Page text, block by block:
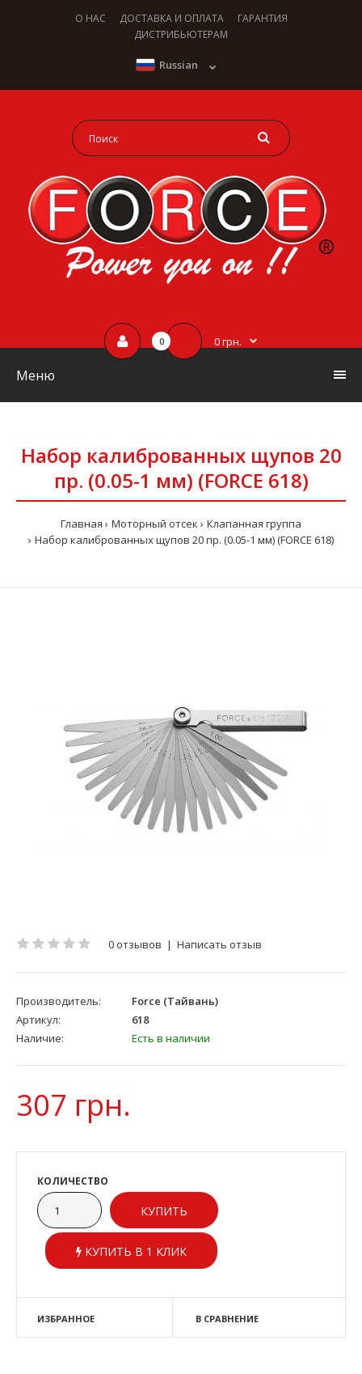
О НАС ДОСТАВКА И ОПЛАТА
ГАРАНТИЯ
ДИСТРИБЬЮТЕРАМ
Russian
0 0 грн.
Меню
Набор калиброванных щупов 20
пр. (0.05-1 мм) (FORCE 618)
Главная Моторный отсек
Клапанная группа
Набор калиброванных щупов 20 пр. (0.05-1 мм) (FORCE 618)
0 отзывов | Написать отзыв
Производитель:
Force (Тайвань)
Артикул:
618
Наличие:
Есть в наличии
307 грн.
КОЛИЧЕСТВО
КУПИТЬ В 1 КЛИК
ИЗБРАННОЕ В СРАВНЕНИЕ